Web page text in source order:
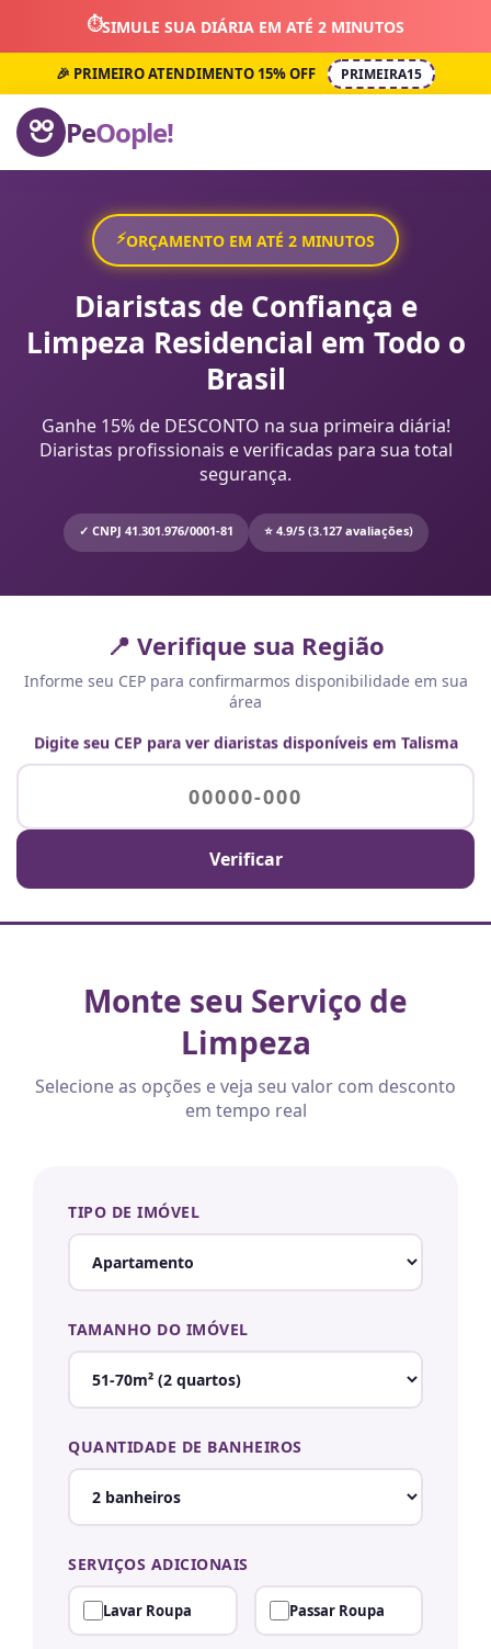
⏱️SIMULE SUA DIÁRIA EM ATÉ 2 MINUTOS
🎉 PRIMEIRO ATENDIMENTO 15% OFF PRIMEIRA15
PeOople!
⚡ORÇAMENTO EM ATÉ 2 MINUTOS
Diaristas de Confiança e
Limpeza Residencial em Todo o
Brasil
Ganhe 15% de DESCONTO na sua primeira diária!
Diaristas profissionais e verificadas para sua total
segurança.
✓ CNPJ 41.301.976/0001-81 ⭐ 4.9/5 (3.127 avaliações)
📍 Verifique sua Região
Informe seu CEP para confirmarmos disponibilidade em sua
área
Digite seu CEP para ver diaristas disponíveis em Talisma
Verificar
Monte seu Serviço de
Limpeza
Selecione as opções e veja seu valor com desconto
em tempo real
TIPO DE IMÓVEL
TAMANHO DO IMÓVEL
QUANTIDADE DE BANHEIROS
SERVIÇOS ADICIONAIS
Lavar Roupa Passar Roupa